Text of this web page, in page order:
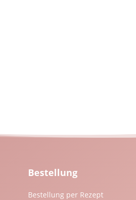
Bestellung
Bestellung per Rezept